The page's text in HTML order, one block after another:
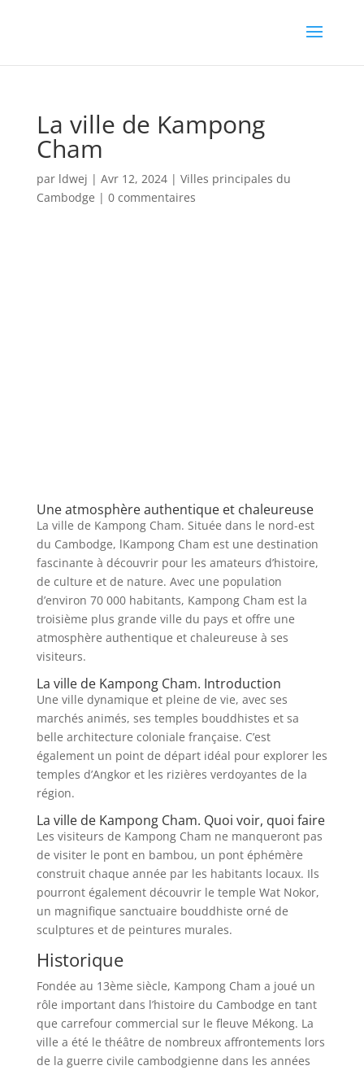
La ville de Kampong
Cham
par ldwej | Avr 12, 2024| Villes principales du
Cambodge | 0 commentaires
Une atmosphère authentique et chaleureuse
La ville de Kampong Cham. Située dans le nord-est
du Cambodge, lKampong Cham est une destination
fascinante à découvrir pour les amateurs d’histoire,
de culture et de nature. Avec une population
d’environ 70 000 habitants, Kampong Cham est la
troisième plus grande ville du pays et offre une
atmosphère authentique et chaleureuse à ses
visiteurs.
La ville de Kampong Cham. Introduction
Une ville dynamique et pleine de vie, avec ses
marchés animés, ses temples bouddhistes et sa
belle architecture coloniale française. C’est
également un point de départ idéal pour explorer les
temples d’Angkor et les rizières verdoyantes de la
région.
La ville de Kampong Cham. Quoi voir, quoi faire
Les visiteurs de Kampong Cham ne manqueront pas
de visiter le pont en bambou, un pont éphémère
construit chaque année par les habitants locaux. Ils
pourront également découvrir le temple Wat Nokor,
un magnifique sanctuaire bouddhiste orné de
sculptures et de peintures murales.
Historique
Fondée au 13ème siècle, Kampong Cham a joué un
rôle important dans l’histoire du Cambodge en tant
que carrefour commercial sur le fleuve Mékong. La
ville a été le théâtre de nombreux affrontements lors
de la guerre civile cambodgienne dans les années